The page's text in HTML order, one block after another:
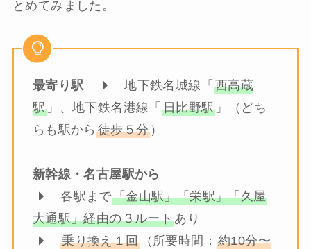
とめてみました。
最寄り駅 地下鉄名城線「西高蔵
駅 」、地下鉄名港線「 日比野駅 」（どち
らも駅から 徒歩５分 ）
新幹線・名古屋駅から
各駅まで「金山駅」「栄駅」「久屋
大通駅」経由の３ルートあり
乗り換え１回（所要時間： 約10分〜